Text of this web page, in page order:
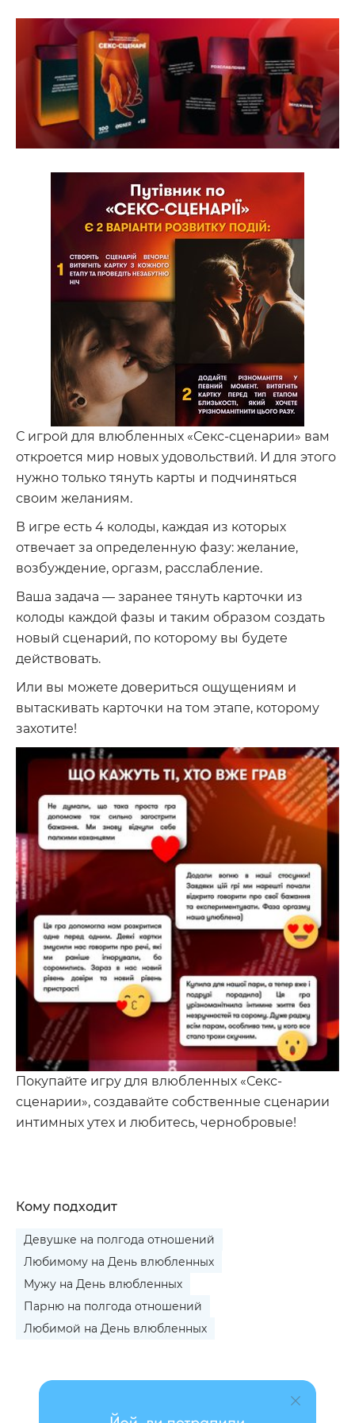
С игрой для влюбленных «Секс-сценарии» вам
откроется мир новых удовольствий. И для этого
нужно только тянуть карты и подчиняться
своим желаниям.
В игре есть 4 колоды, каждая из которых
отвечает за определенную фазу: желание,
возбуждение, оргазм, расслабление.
Ваша задача — заранее тянуть карточки из
колоды каждой фазы и таким образом создать
новый сценарий, по которому вы будете
действовать.
Или вы можете довериться ощущениям и
вытаскивать карточки на том этапе, которому
захотите!
Покупайте игру для влюбленных «Секс-
сценарии», создавайте собственные сценарии
интимных утех и любитесь, чернобровые!
Кому подходит
Девушке на полгода отношений
Любимому на День влюбленных
Мужу на День влюбленных
Парню на полгода отношений
Любимой на День влюбленных